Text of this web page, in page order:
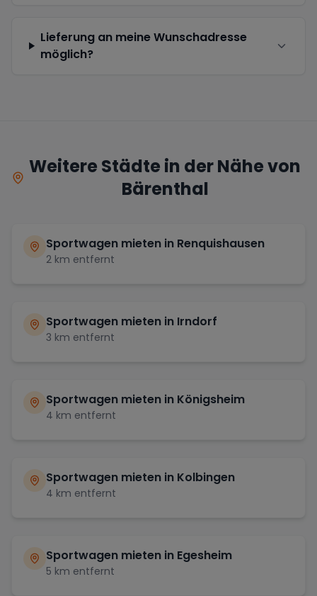
Lieferung an meine Wunschadresse
möglich?
Weitere Städte in der Nähe von
Bärenthal
Sportwagen mieten in Renquishausen
2 km entfernt
Sportwagen mieten in Irndorf
3 km entfernt
Sportwagen mieten in Königsheim
4 km entfernt
Sportwagen mieten in Kolbingen
4 km entfernt
Sportwagen mieten in Egesheim
5 km entfernt